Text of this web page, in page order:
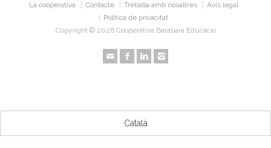
La cooperativa Contacte Treballa amb nosaltres
Avís legal
Política de privacitat
Copyright © 2026 Cooperativa Barabara Educació
Català